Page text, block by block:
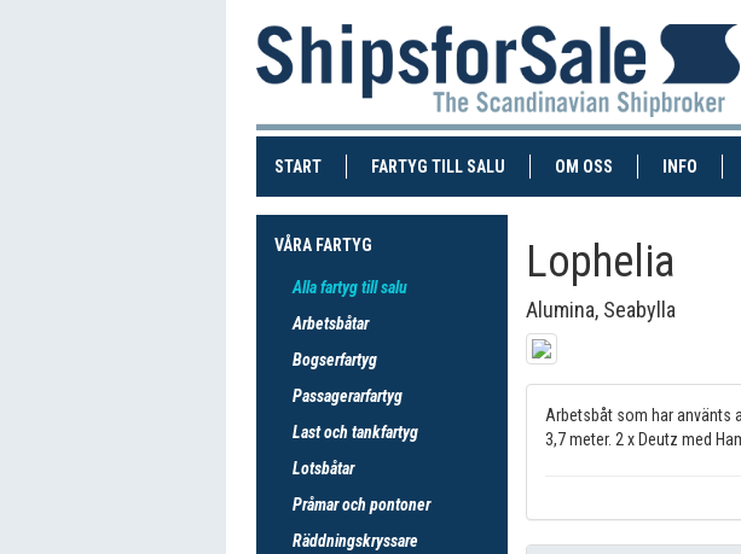
START(CURRENT)FARTYG TILL SALU (CURRENT)OM OSS INFO
VÅRA FARTYG
Alla fartyg till salu
Arbetsbåtar
Bogserfartyg
Passagerarfartyg
Last och tankfartyg
Lotsbåtar
Pråmar och pontoner
Räddningskryssare
Lophelia
Alumina, Seabylla
Arbetsbåt som har använts
3,7 meter. 2 x Deutz med